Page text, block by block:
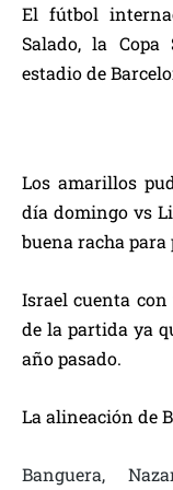
El fútbol
Salado, la
estadio de
Los amarillos
día domingo vs
buena racha para
Israel cuenta con
de la partida ya
año pasado.
La alineación de
Banguera,